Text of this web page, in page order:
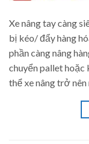
Xe nâng tay càng
bị kéo/ đẩy hàng
phần càng nâng
chuyển pallet hoặc
thể xe nâng trở